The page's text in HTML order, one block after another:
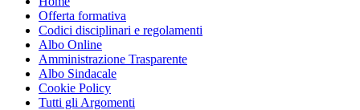
Offerta formativa
Codici disciplinari e regolamenti
Albo Online
Amministrazione Trasparente
Albo Sindacale
Cookie Policy
Tutti gli Argomenti